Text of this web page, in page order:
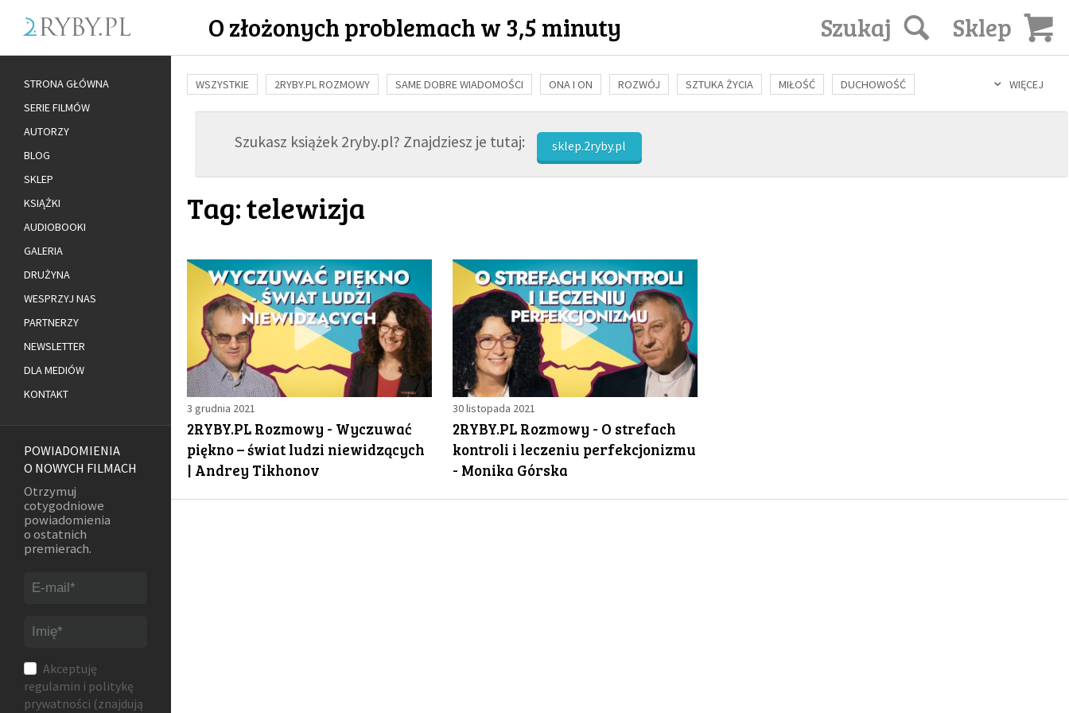
O złożonych problemach w 3,5 minuty Sklep
Szukaj
WIĘCEJ
WSZYSTKIE 2RYBY.PL ROZMOWY SAME DOBRE WIADOMOŚCI ONA I ON ROZWÓJ SZTUKA ŻYCIA MIŁOŚĆ DUCHOWOŚĆ
BUDOWANIE WIĘZI RODZINA NAUKA BIBLIA KOBIETA MĘŻCZYZNA RELIGIE FILOZOFIA KULTURA ŚWIĘCI SEKS IN VITRO
ADOPCJASzukasz książek 2ryby.pl? Znajdziesz je tutaj: sklep.2ryby.pl
Tag: telewizja
3 grudnia 2021
2RYBY.PL Rozmowy - Wyczuwać
piękno – świat ludzi niewidzących
| Andrey Tikhonov
30 listopada 2021
2RYBY.PL Rozmowy - O strefach
kontroli i leczeniu perfekcjonizmu
- Monika Górska
STRONA GŁÓWNA
SERIE FILMÓW
AUTORZY
BLOG
SKLEP
KSIĄŻKI
AUDIOBOOKI
GALERIA
DRUŻYNA
WESPRZYJ NAS
PARTNERZY
NEWSLETTER
DLA MEDIÓW
KONTAKT
POWIADOMIENIA
O NOWYCH FILMACH
Otrzymuj
cotygodniowe
powiadomienia
o ostatnich
premierach.
Akceptuję
regulamin i politykę
prywatności (znajdują